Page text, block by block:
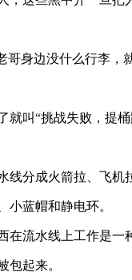
身边没什么行李，
叫“挑战失败，提桶
分成火箭拉、飞
小蓝帽和静电环。
流水线上工作是一
包起来。